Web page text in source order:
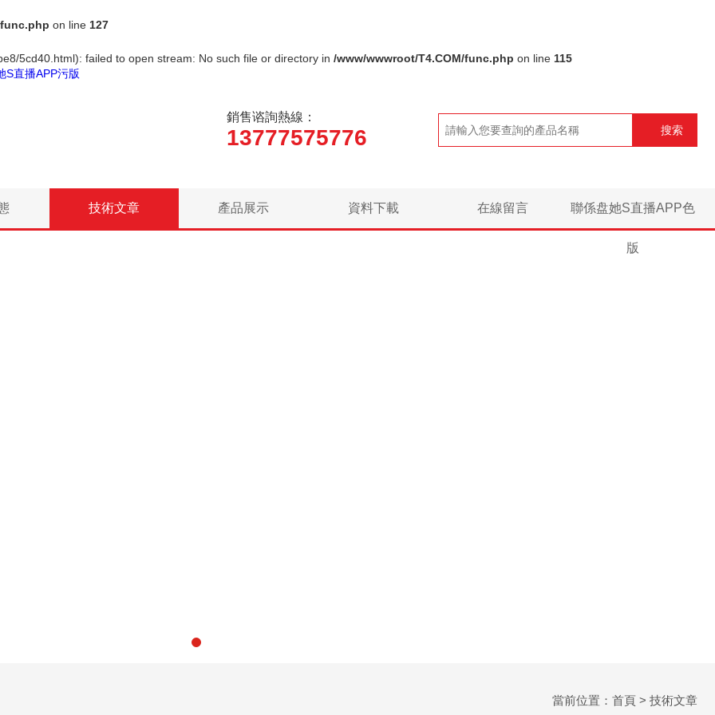
on line 127
5cd40.html): failed to open stream: No such file or directory in /www/wwwroot/T4.COM/func.php on line 115
S直播APP污版
銷售谘詢熱線：
13777575776 搜索
技術文章 產品展示 資料下載 在線留言 聯係盘她S直播APP色
版
當前位置： 首頁 > 技術文章